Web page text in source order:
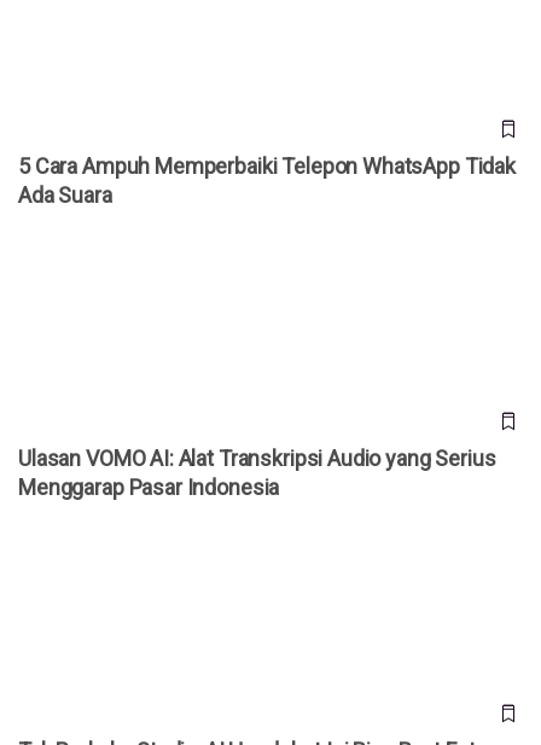
5 Cara Ampuh Memperbaiki Telepon WhatsApp Tidak
Ada Suara
Ulasan VOMO AI: Alat Transkripsi Audio yang Serius
Menggarap Pasar Indonesia